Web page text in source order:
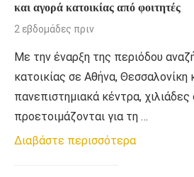
και αγορά κατοικίας από φοιτητές
2 εβδομάδες πριν
Με την έναρξη της περιόδου
κατοικίας σε Αθήνα, Θεσσαλονίκη
πανεπιστημιακά κέντρα, χιλιάδες
προετοιμάζονται για τη …
Διαβάστε περισσότερα